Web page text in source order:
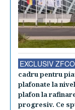
EXCLUSIV
cadru pentru
plafonate la
plafon la
progresiv. Ce